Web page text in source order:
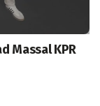
Massal KPR